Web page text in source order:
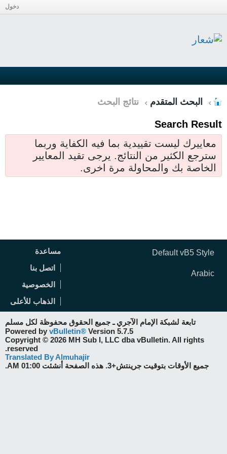
دخول
البحث المتقدم نتائج البحث
Search Result
معاييرك ليست تقييدية بما فيه الكفاية وربما
سترجع الكثير من النتائج. يرجى تقيد المعايير
الخاصة بك والمحاولة مرة اخرى.
Default vB5 Style
Arabic
مساعدة
اتصل بنا
الخصوصية
الذهاب للأعلى
تابعة لشبكة الإمام الآجري ـ جميع الحقوق محفوظة لكل مسلم
Powered by vBulletin® Version 5.7.5
Copyright © 2026 MH Sub I, LLC dba vBulletin. All rights
reserved.
Translated By Almuhajir
جميع الأوقات بتوقيت جرينتش+3. هذه الصفحة أنشئت 01:00 AM.